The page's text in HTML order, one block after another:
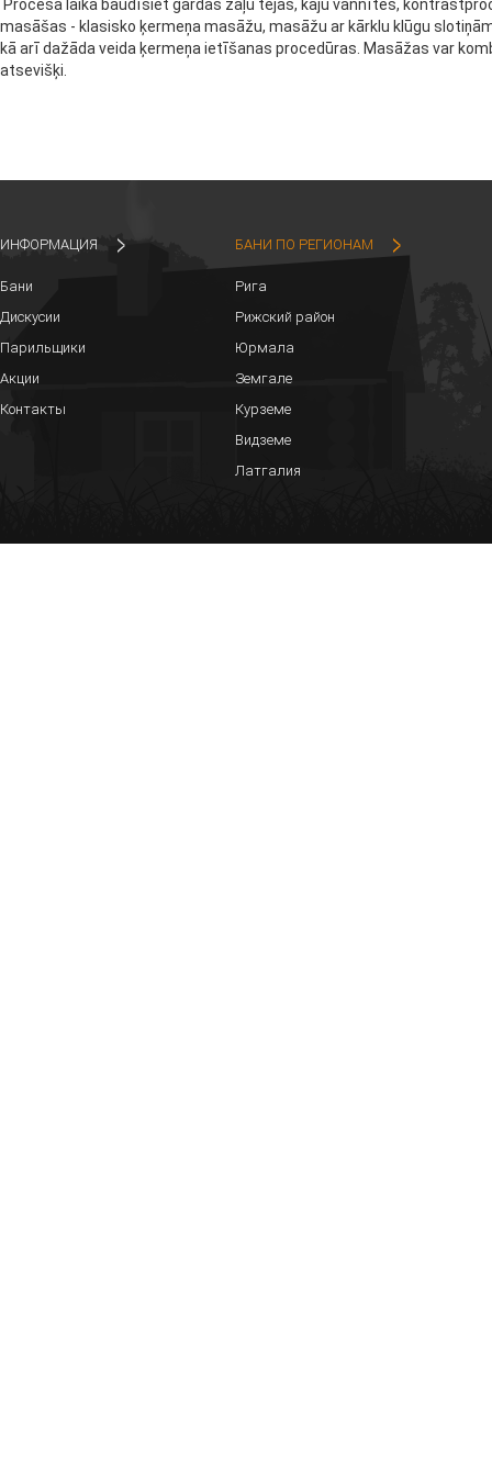
Procesa laikā baudīsiet gardas zāļu tējas, kāju vannītes,
masāšas - klasisko ķermeņa masāžu, masāžu ar kārklu klūgu
kā arī dažāda veida ķermeņa ietīšanas procedūras. Masāžas var
atsevišķi.
ИНФОРМАЦИЯ
Бани
Дискусии
Парильщики
Акции
Контакты
БАНИ ПО РЕГИОНАМ
Рига
Рижский район
Юрмала
Земгале
Курземе
Видземе
Латгалия